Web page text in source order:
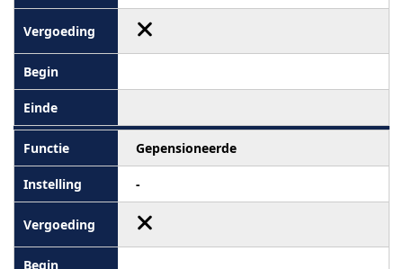
Gepensioneerde
-